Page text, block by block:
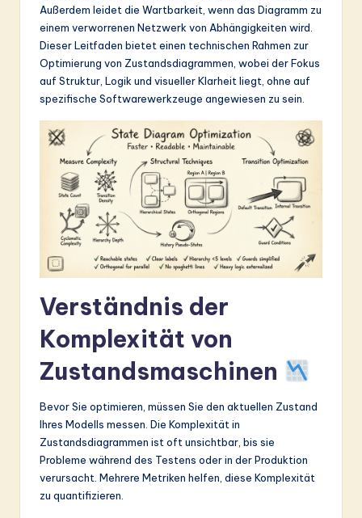
ft
w
ti
Außerdem leidet die Wartbarkeit, wenn das Diagramm zu
einem verworrenen Netzwerk von Abhängigkeiten wird.
Dieser Leitfaden bietet einen technischen Rahmen zur
Optimierung von Zustandsdiagrammen, wobei der Fokus
auf Struktur, Logik und visueller Klarheit liegt, ohne auf
spezifische Softwarewerkzeuge angewiesen zu sein.
Verständnis der
Komplexität von
Zustandsmaschinen
Bevor Sie optimieren, müssen Sie den aktuellen Zustand
Ihres Modells messen. Die Komplexität in
Zustandsdiagrammen ist oft unsichtbar, bis sie
Probleme während des Testens oder in der Produktion
verursacht. Mehrere Metriken helfen, diese Komplexität
zu quantifizieren.